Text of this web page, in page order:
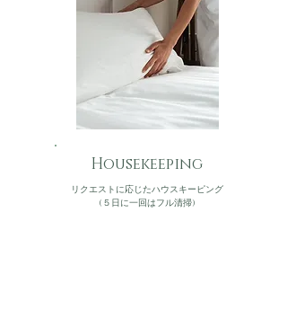
Housekeeping
リクエストに応じたハウスキーピング
(５日に一回はフル清掃)